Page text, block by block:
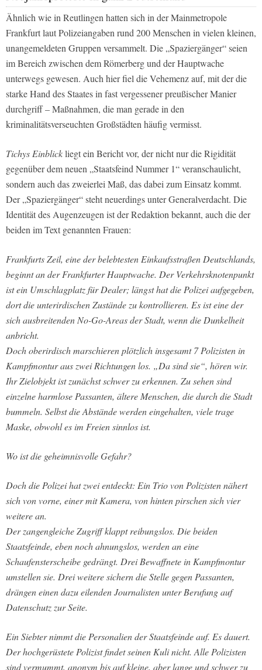
Ähnlich wie in Reutlingen hatten sich in der Mainmetropole
Frankfurt laut Polizeiangaben rund 200 Menschen in vielen kleinen,
unangemeldeten Gruppen versammelt. Die „Spaziergänger“ seien
im Bereich zwischen dem Römerberg und der Hauptwache
unterwegs gewesen. Auch hier fiel die Vehemenz auf, mit der die
starke Hand des Staates in fast vergessener preußischer Manier
durchgriff – Maßnahmen, die man gerade in den
kriminalitätsverseuchten Großstädten häufig vermisst.
Tichys Einblickliegt ein Bericht vor, der nicht nur die Rigidität
gegenüber dem neuen „Staatsfeind Nummer 1“ veranschaulicht,
sondern auch das zweierlei Maß, das dabei zum Einsatz kommt.
Der „Spaziergänger“ steht neuerdings unter Generalverdacht. Die
Identität des Augenzeugen ist der Redaktion bekannt, auch die der
beiden im Text genannten Frauen:
Frankfurts Zeil, eine der belebtesten Einkaufsstraßen Deutschlands,
beginnt an der Frankfurter Hauptwache. Der Verkehrsknotenpunkt
ist ein Umschlagplatz für Dealer; längst hat die Polizei aufgegeben,
dort die unterirdischen Zustände zu kontrollieren. Es ist eine der
sich ausbreitenden No-Go-Areas der Stadt, wenn die Dunkelheit
anbricht.
Doch oberirdisch marschieren plötzlich insgesamt 7 Polizisten in
Kampfmontur aus zwei Richtungen los. „Da sind sie“, hören wir.
Ihr Zielobjekt ist zunächst schwer zu erkennen. Zu sehen sind
einzelne harmlose Passanten, ältere Menschen, die durch die Stadt
bummeln. Selbst die Abstände werden eingehalten, viele trage
Maske, obwohl es im Freien sinnlos ist.
Wo ist die geheimnisvolle Gefahr?
Doch die Polizei hat zwei entdeckt: Ein Trio von Polizisten nähert
sich von vorne, einer mit Kamera, von hinten pirschen sich vier
weitere an.
Der zangengleiche Zugriff klappt reibungslos. Die beiden
Staatsfeinde, eben noch ahnungslos, werden an eine
Schaufensterscheibe gedrängt. Drei Bewaffnete in Kampfmontur
umstellen sie. Drei weitere sichern die Stelle gegen Passanten,
drängen einen dazu eilenden Journalisten unter Berufung auf
Datenschutz zur Seite.
Ein Siebter nimmt die Personalien der Staatsfeinde auf. Es dauert.
Der hochgerüstete Polizist findet seinen Kuli nicht. Alle Polizisten
sind vermummt, anonym bis auf kleine, aber lange und schwer zu